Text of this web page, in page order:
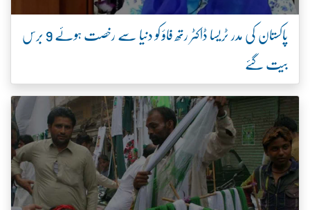
پاکستان کی مدر ٹریسا ڈاکٹر رتھ فاؤ کو دنیا سے رخصت ہوئے 9 برس
بیت گئے